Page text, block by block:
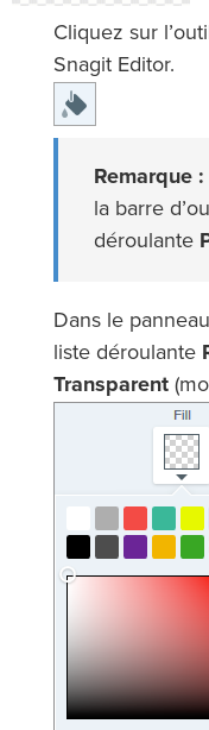
Cliquez sur l’outil
Snagit Editor.
Remarque :
la barre
déroulante
Dans le
liste déroulante
Transparent